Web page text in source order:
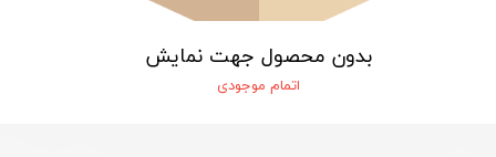
بدون محصول جهت نمایش
اتمام موجودی